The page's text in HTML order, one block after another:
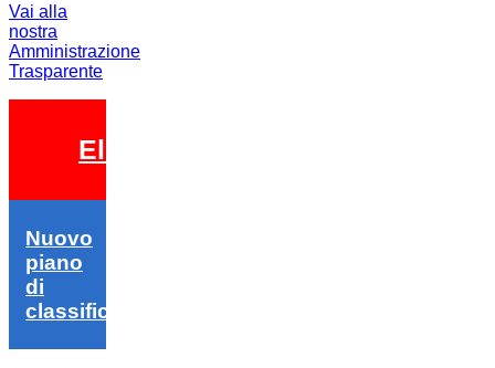
Vai alla
nostra
Amministrazione
Trasparente
Elezioni 2026
Nuovo
piano
di
classifica